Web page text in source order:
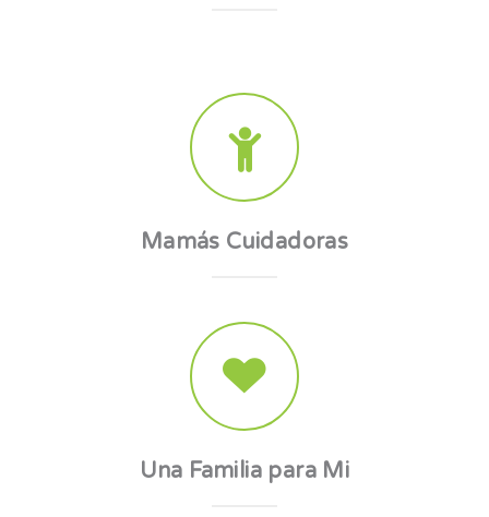
Mamás Cuidadoras
Una Familia para Mi